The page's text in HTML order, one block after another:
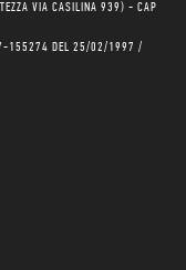
VIA CASILINA 939) - CAP
155274 DEL 25/02/1997 /